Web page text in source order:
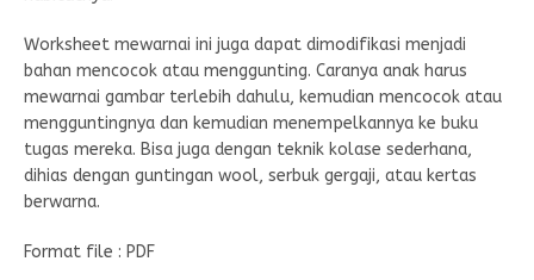
Worksheet mewarnai ini juga dapat dimodifikasi menjadi
bahan mencocok atau menggunting. Caranya anak harus
mewarnai gambar terlebih dahulu, kemudian mencocok atau
mengguntingnya dan kemudian menempelkannya ke buku
tugas mereka. Bisa juga dengan teknik kolase sederhana,
dihias dengan guntingan wool, serbuk gergaji, atau kertas
berwarna.
Format file : PDF